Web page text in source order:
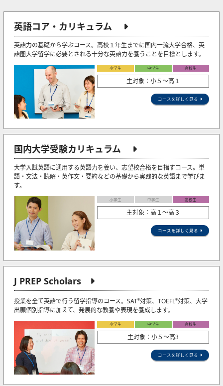
英語コア・カリキュラム
英語力の基礎から学ぶコース。高校１年生までに国内一流大学合格、英
語圏大学留学に必要とされる十分な英語力を養うことを目標とします。
小学生 中学生 高校生
主対象：小５〜高１
コースを詳しく見る
国内大学受験カリキュラム
大学入試英語に通用する英語力を養い、志望校合格を目指すコース。単
語・文法・読解・英作文・要約などの基礎から実践的な英語まで学びま
す。
小学生 中学生 高校生
主対象：高１～高３
コースを詳しく見る
J PREP Scholars
授業を全て英語で行う留学指導のコース。SAT®対策、TOEFL®対策、大学
出願個別指導に加えて、発展的な教養や表現を養成します。
小学生 中学生 高校生
主対象：小５〜高3
コースを詳しく見る